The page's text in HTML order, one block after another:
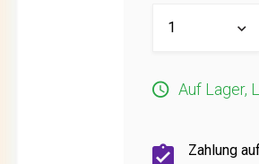
Auf Lager,
Zahlung